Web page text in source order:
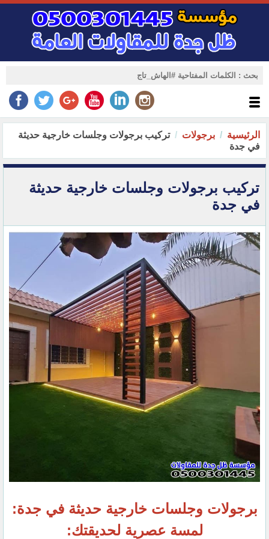
الرئيسية برجولات
تركيب برجولات وجلسات خارجية حديثة
في جدة
تركيب برجولات وجلسات خارجية حديثة
في جدة
برجولات وجلسات خارجية حديثة في جدة:
لمسة عصرية لحديقتك: